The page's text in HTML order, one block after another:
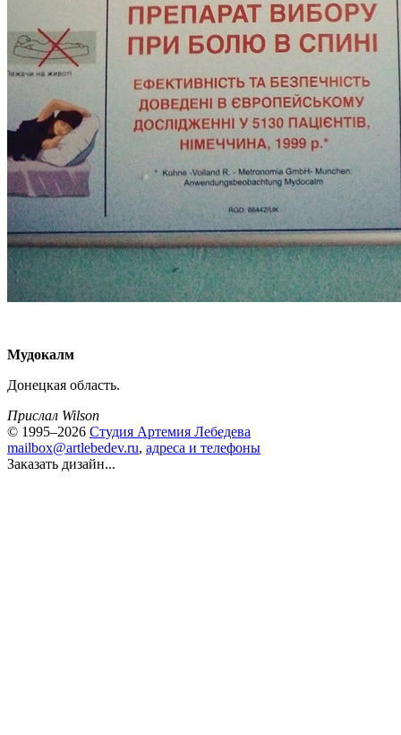
Мудокалм
Донецкая область.
Прислал Wilson
© 1995–2026 Студия Артемия Лебедева
mailbox@artlebedev.ru, адреса и телефоны
Заказать дизайн...